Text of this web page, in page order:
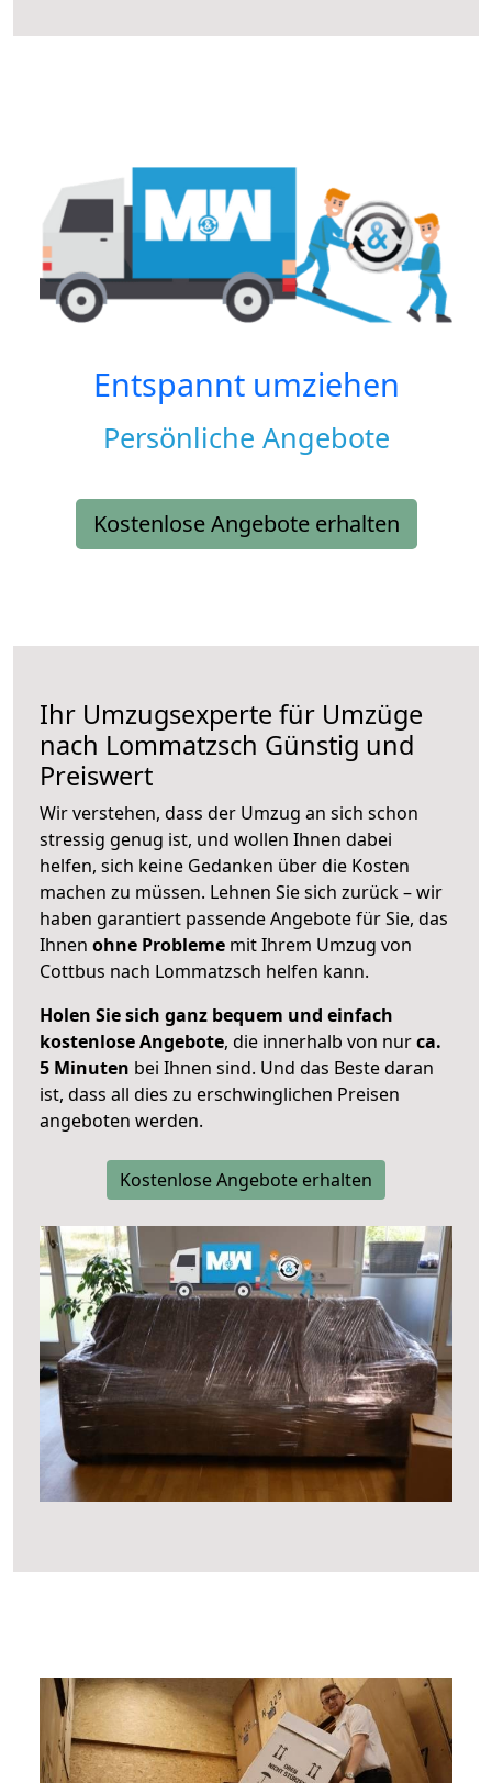
Entspannt umziehen
Persönliche Angebote
Kostenlose Angebote erhalten
Ihr Umzugsexperte für Umzüge
nach Lommatzsch Günstig und
Preiswert
Wir verstehen, dass der Umzug an sich schon
stressig genug ist, und wollen Ihnen dabei
helfen, sich keine Gedanken über die Kosten
machen zu müssen. Lehnen Sie sich zurück – wir
haben garantiert passende Angebote für Sie, das
Ihnen ohne Probleme mit Ihrem Umzug von
Cottbus nach Lommatzsch helfen kann.
Holen Sie sich ganz bequem und einfach
kostenlose Angebote, die innerhalb von nurca.
5 Minuten bei Ihnen sind. Und das Beste daran
ist, dass all dies zu erschwinglichen Preisen
angeboten werden.
Kostenlose Angebote erhalten